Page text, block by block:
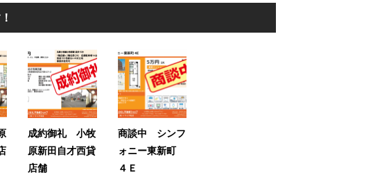
成約御礼 小牧
原新田自才西貸
店舗
商談中 シンフ
ォニー東新町
４Ｅ